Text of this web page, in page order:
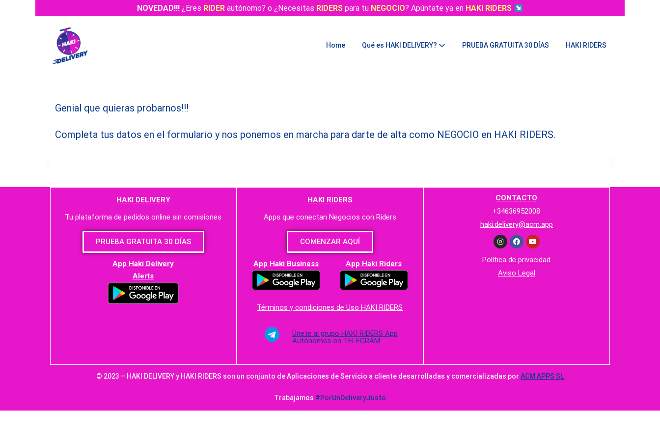
NOVEDAD!!! ¿Eres RIDER autónomo? o ¿Necesitas RIDERS para tu NEGOCIO? Apúntate ya en HAKI RIDERS
Home Qué es HAKI DELIVERY? PRUEBA GRATUITA 30 DÍAS HAKI RIDERS
Genial que quieras probarnos!!!
Completa tus datos en el formulario y nos ponemos en marcha para darte de alta como NEGOCIO en HAKI RIDERS.
HAKI DELIVERY
Tu plataforma de pedidos online sin comisiones
PRUEBA GRATUITA 30 DÍAS
App Haki Delivery
Alerts
HAKI RIDERS
Apps que conectan Negocios con Riders
COMENZAR AQUÍ
App Haki Business App Haki Riders
Términos y condiciones de Uso HAKI RIDERS
Únete al grupo HAKI RIDERS App
Autónomos en TELEGRAM
CONTACTO
+34636952008
haki.delivery@acm.app
Política de privacidad
Aviso Legal
© 2023 – HAKI DELIVERY y HAKI RIDERS son un conjunto de Aplicaciones de Servicio a cliente desarrolladas y comercializadas por ACM APPS SL
Trabajamos #PorUnDeliveryJusto